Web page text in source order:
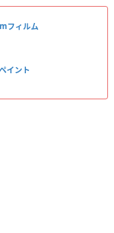
フィルム
イント